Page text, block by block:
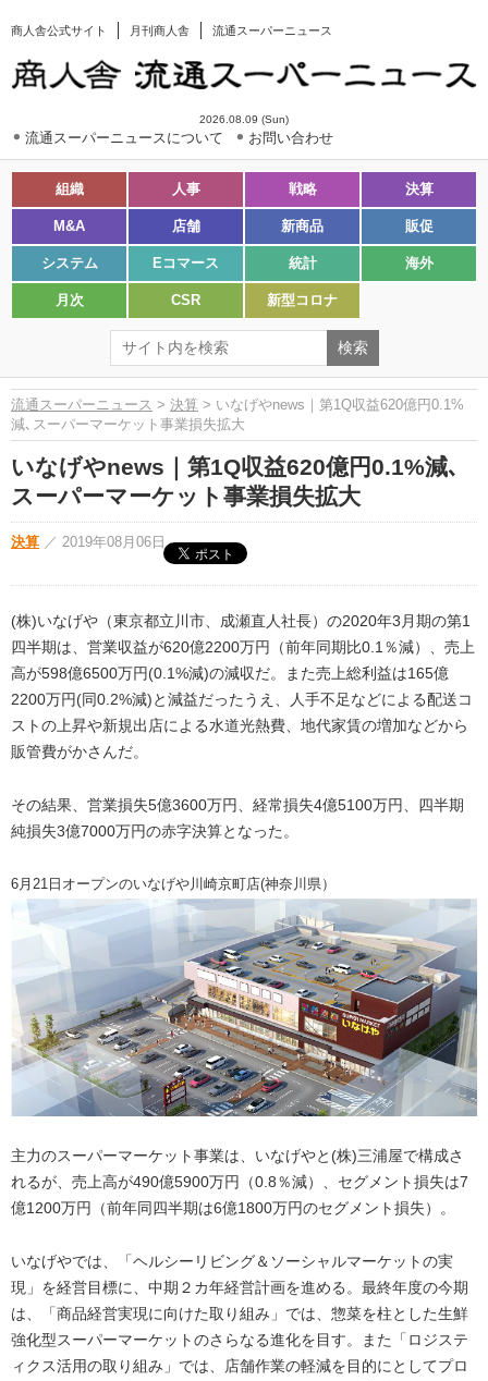
商人舎公式サイト 月刊商人舎 流通スーパーニュース
2026.08.09 (Sun)
流通スーパーニュースについて お問い合わせ
組織 人事 戦略 決算
M&A 店舗 新商品 販促
システム Eコマース 統計 海外
月次 CSR 新型コロナ
流通スーパーニュース > 決算 > いなげやnews｜第1Q収益620億円0.1%
減､スーパーマーケット事業損失拡大
いなげやnews｜第1Q収益620億円0.1%減､
スーパーマーケット事業損失拡大
決算 ／ 2019年08月06日
(株)いなげや（東京都立川市、成瀬直人社長）の2020年3月期の第1
四半期は、営業収益が620億2200万円（前年同期比0.1％減）、売上
高が598億6500万円(0.1%減)の減収だ。また売上総利益は165億
2200万円(同0.2%減)と減益だったうえ、人手不足などによる配送コ
ストの上昇や新規出店による水道光熱費、地代家賃の増加などから
販管費がかさんだ。
その結果、営業損失5億3600万円、経常損失4億5100万円、四半期
純損失3億7000万円の赤字決算となった。
6月21日オープンのいなげや川崎京町店(神奈川県）
主力のスーパーマーケット事業は、いなげやと(株)三浦屋で構成さ
れるが、売上高が490億5900万円（0.8％減）、セグメント損失は7
億1200万円（前年同四半期は6億1800万円のセグメント損失）。
いなげやでは、「ヘルシーリビング＆ソーシャルマーケットの実
現」を経営目標に、中期２カ年経営計画を進める。最終年度の今期
は、「商品経営実現に向けた取り組み」では、惣菜を柱とした生鮮
強化型スーパーマーケットのさらなる進化を目す。また「ロジステ
ィクス活用の取り組み」では、店舗作業の軽減を目的にとしてプロ